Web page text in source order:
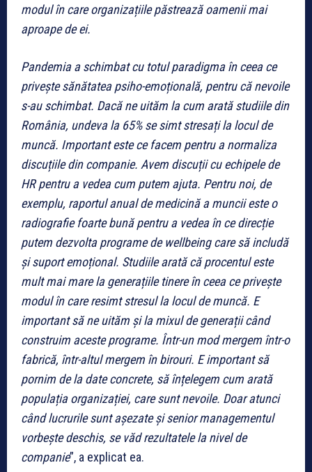
modul în care organizațiile păstrează oamenii mai
aproape de ei.
Pandemia a schimbat cu totul paradigma în ceea ce
privește sănătatea psiho-emoțională, pentru că nevoile
s-au schimbat. Dacă ne uităm la cum arată studiile din
România, undeva la 65% se simt stresați la locul de
muncă. Important este ce facem pentru a normaliza
discuțiile din companie. Avem discuții cu echipele de
HR pentru a vedea cum putem ajuta. Pentru noi, de
exemplu, raportul anual de medicină a muncii este o
radiografie foarte bună pentru a vedea în ce direcție
putem dezvolta programe de wellbeing care să includă
și suport emoțional. Studiile arată că procentul este
mult mai mare la generațiile tinere în ceea ce privește
modul în care resimt stresul la locul de muncă. E
important să ne uităm și la mixul de generații când
construim aceste programe. Într-un mod mergem într-o
fabrică, într-altul mergem în birouri. E important să
pornim de la date concrete, să înțelegem cum arată
populația organizației, care sunt nevoile. Doar atunci
când lucrurile sunt așezate și senior managementul
vorbește deschis, se văd rezultatele la nivel de
companie”, a explicat ea.